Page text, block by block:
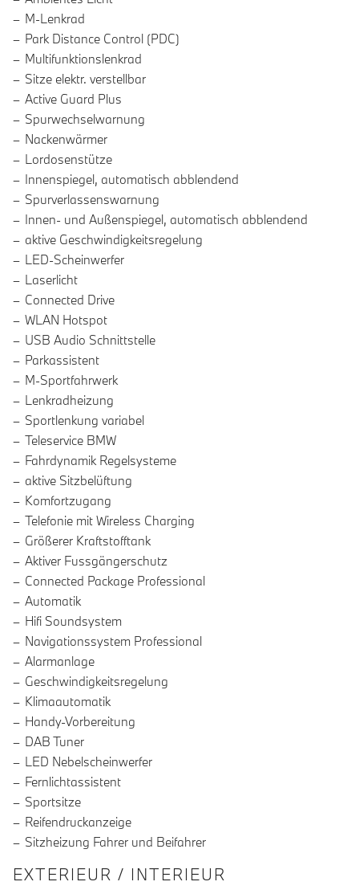
M-Lenkrad
Park Distance Control (PDC)
Multifunktionslenkrad
Sitze elektr. verstellbar
Active Guard Plus
Spurwechselwarnung
Nackenwärmer
Lordosenstütze
Innenspiegel, automatisch abblendend
Spurverlassenswarnung
Innen- und Außenspiegel, automatisch abblendend
aktive Geschwindigkeitsregelung
LED-Scheinwerfer
Laserlicht
Connected Drive
WLAN Hotspot
USB Audio Schnittstelle
Parkassistent
M-Sportfahrwerk
Lenkradheizung
Sportlenkung variabel
Teleservice BMW
Fahrdynamik Regelsysteme
aktive Sitzbelüftung
Komfortzugang
Telefonie mit Wireless Charging
Größerer Kraftstofftank
Aktiver Fussgängerschutz
Connected Package Professional
Automatik
Hifi Soundsystem
Navigationssystem Professional
Alarmanlage
Geschwindigkeitsregelung
Klimaautomatik
Handy-Vorbereitung
DAB Tuner
LED Nebelscheinwerfer
Fernlichtassistent
Sportsitze
Reifendruckanzeige
Sitzheizung Fahrer und Beifahrer
EXTERIEUR / INTERIEUR